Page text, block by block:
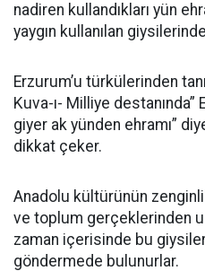
nadiren kullandıkları yün
yaygın kullanılan
Erzurum’u türkülerinden
Kuva-ı- Milliye
giyer ak yünden ehramı”
dikkat çeker.
Anadolu kültürünün
ve toplum gerçeklerinden
zaman içerisinde bu
göndermede bulunurlar.